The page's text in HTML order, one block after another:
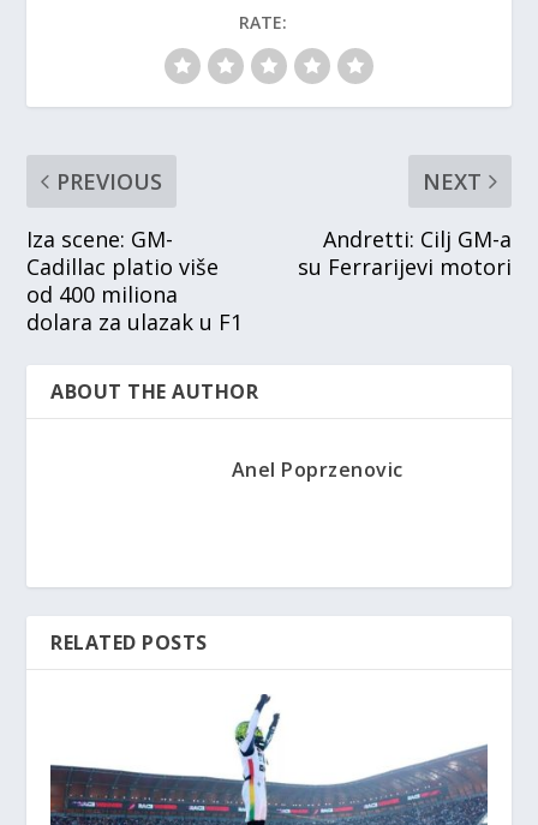
RATE:
PREVIOUS
Iza scene: GM-
Cadillac platio više
od 400 miliona
dolara za ulazak u F1
NEXT
Andretti: Cilj GM-a
su Ferrarijevi motori
ABOUT THE AUTHOR
Anel Poprzenovic
RELATED POSTS